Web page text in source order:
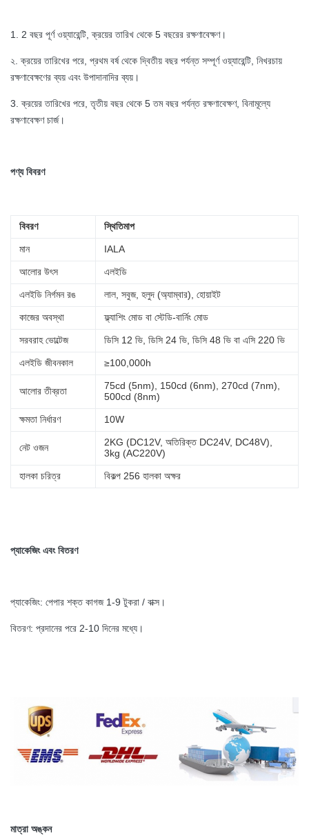
1. 2 বছর পূর্ণ ওয়্যারেন্টি, ক্রয়ের তারিখ থেকে 5 বছরের রক্ষণাবেক্ষণ।
২. ক্রয়ের তারিখের পরে, প্রথম বর্ষ থেকে দ্বিতীয় বছর পর্যন্ত সম্পূর্ণ ওয়্যারেন্টি, নিখরচায়
রক্ষণাবেক্ষণের ব্যয় এবং উপাদানাদির ব্যয়।
3. ক্রয়ের তারিখের পরে, তৃতীয় বছর থেকে 5 তম বছর পর্যন্ত রক্ষণাবেক্ষণ, বিনামূল্যে
রক্ষণাবেক্ষণ চার্জ।
পণ্য বিবরণ
বিবরণ স্থিতিমাপ
মান IALA
আলোর উৎস এলইডি
এলইডি নির্গমন রঙ লাল, সবুজ, হলুদ (অ্যাম্বার), হোয়াইট
কাজের অবস্থা ফ্ল্যাশিং মোড বা স্টেডি-বার্নিং মোড
সরবরাহ ভোল্টেজ ডিসি 12 ভি, ডিসি 24 ভি, ডিসি 48 ভি বা এসি 220 ভি
এলইডি জীবনকাল ≥100,000h
আলোর তীব্রতা
75cd (5nm), 150cd (6nm), 270cd (7nm),
500cd (8nm)
ক্ষমতা নির্ধারণ 10W
নেট ওজন
2KG (DC12V, অতিরিক্ত DC24V, DC48V),
3kg (AC220V)
হালকা চরিত্র বিকল্প 256 হালকা অক্ষর
প্যাকেজিং এবং বিতরণ
প্যাকেজিং: পেপার শক্ত কাগজ 1-9 টুকরা / বাক্স।
বিতরণ: প্রদানের পরে 2-10 দিনের মধ্যে।
মাত্রা অঙ্কন